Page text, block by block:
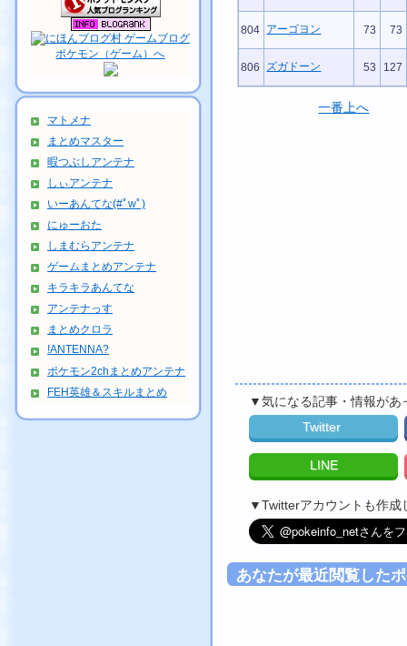
マトメナ
まとめマスター
暇つぶしアンテナ
しぃアンテナ
いーあんてな(#ﾟwﾟ)
にゅーおた
しまむらアンテナ
ゲームまとめアンテナ
キラキラあんてな
アンテナっす
まとめクロラ
!ANTENNA?
ポケモン2chまとめアンテナ
FEH英雄＆スキルまとめ
804 アーゴヨン 73 73
806 ズガドーン 53 127
一番上へ
▼気になる記事・情報があ
Twitter
LINE
▼Twitterアカウントも作成
あなたが最近閲覧した